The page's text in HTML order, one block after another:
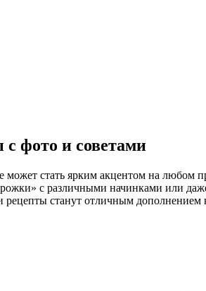
фото и советами
стать ярким акцентом на любом
с различными начинками или
станут отличным